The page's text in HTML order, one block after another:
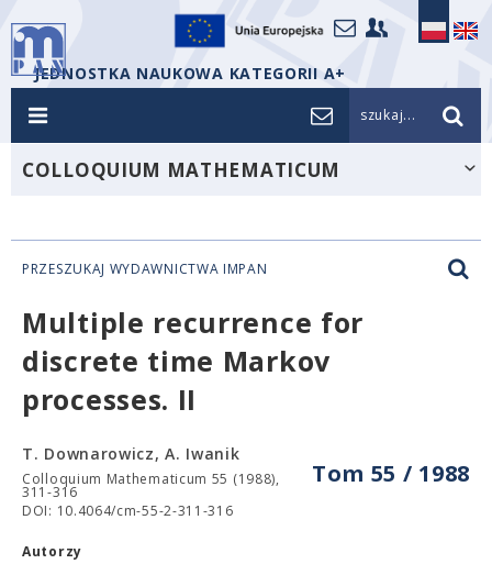
JEDNOSTKA NAUKOWA KATEGORII A+
szukaj...
COLLOQUIUM MATHEMATICUM
PRZESZUKAJ WYDAWNICTWA IMPAN
Multiple recurrence for
discrete time Markov
processes. II
Tom 55 / 1988
T. Downarowicz, A. Iwanik
Colloquium Mathematicum 55 (1988),
311-316
DOI: 10.4064/cm-55-2-311-316
Autorzy